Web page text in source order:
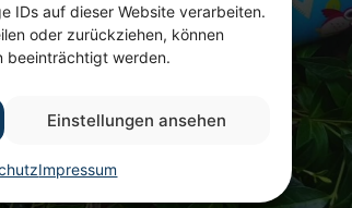
IDs auf dieser Website verarbeiten.
oder zurückziehen, können
beeinträchtigt werden.
Einstellungen ansehen
Impressum